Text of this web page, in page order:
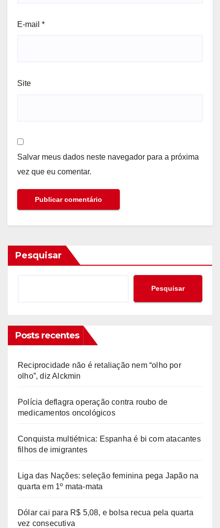
E-mail *
Site
Salvar meus dados neste navegador para a próxima
vez que eu comentar.
Pesquisar
Pesquisar
Posts recentes
Reciprocidade não é retaliação nem “olho por
olho”, diz Alckmin
Polícia deflagra operação contra roubo de
medicamentos oncológicos
Conquista multiétnica: Espanha é bi com atacantes
filhos de imigrantes
Liga das Nações: seleção feminina pega Japão na
quarta em 1º mata-mata
Dólar cai para R$ 5,08, e bolsa recua pela quarta
vez consecutiva